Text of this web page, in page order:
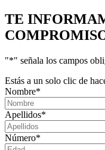
TE
"*" señala los campos
Estás a un solo clic de
Nombre*
Apellidos*
Número*